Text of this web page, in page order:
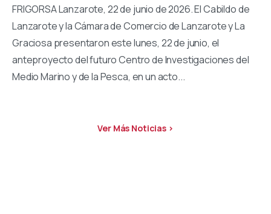
FRIGORSA Lanzarote, 22 de junio de 2026. El Cabildo de
Lanzarote y la Cámara de Comercio de Lanzarote y La
Graciosa presentaron este lunes, 22 de junio, el
anteproyecto del futuro Centro de Investigaciones del
Medio Marino y de la Pesca, en un acto...
Ver Más Noticias >